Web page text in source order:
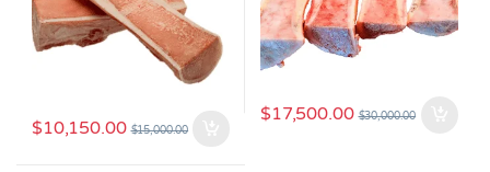
$10,150.00 $15,000.00
$17,500.00 $30,000.00